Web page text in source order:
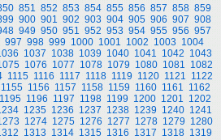
851 852 853 854 855 856 857 858 859
900 901 902 903 904 905 906 907 908
949 950 951 952 953 954 955 956 957
997 998 999 1000 1001 1002 1003 1004
1037 1038 1039 1040 1041 1042 1043
1076 1077 1078 1079 1080 1081 1082
1115 1116 1117 1118 1119 1120 1121 1122
1155 1156 1157 1158 1159 1160 1161 1162
1195 1196 1197 1198 1199 1200 1201 1202
1235 1236 1237 1238 1239 1240 1241
1274 1275 1276 1277 1278 1279 1280
1313 1314 1315 1316 1317 1318 1319